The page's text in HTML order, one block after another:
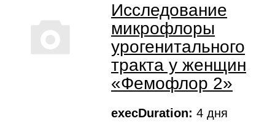
Исследование
микрофлоры
урогенитального
тракта у женщин
«Фемофлор 2»
execDuration: 4 дня